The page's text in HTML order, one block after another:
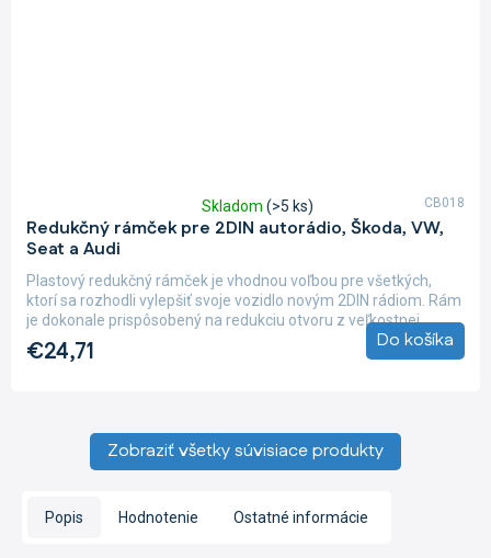
Redukčný rámček pre 2DIN autorádio, Škoda, VW,
Seat a Audi
hodnotenie
produktu
je
5,0
z
5
hviezdičiek.
Skladom (>5 ks)
€24,71 Do košíka
Plastový redukčný rámček je vhodnou voľbou pre všetkých,
ktorí sa rozhodli vylepšiť svoje vozidlo novým 2DIN rádiom. Rám
je dokonale prispôsobený na redukciu otvoru z veľkostnej...
CB018
Zobraziť všetky súvisiace produkty
Popis Hodnotenie Ostatné informácie